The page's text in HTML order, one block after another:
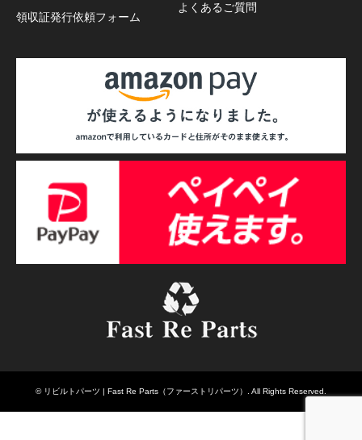
領収証発行依頼フォーム
よくあるご質問
© リビルトパーツ | Fast Re Parts（ファーストリパーツ） . All Rights Reserved.